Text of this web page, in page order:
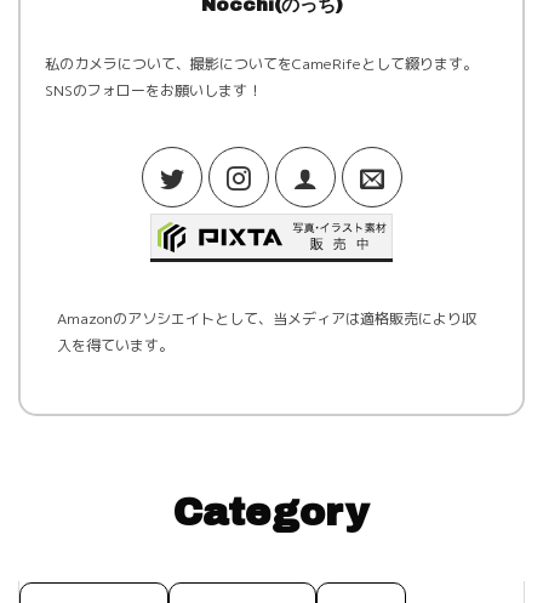
Nocchi(のっち)
私のカメラについて、撮影についてをCameRifeとして綴ります。
SNSのフォローをお願いします！
Amazonのアソシエイトとして、当メディアは適格販売により収
入を得ています。
Category